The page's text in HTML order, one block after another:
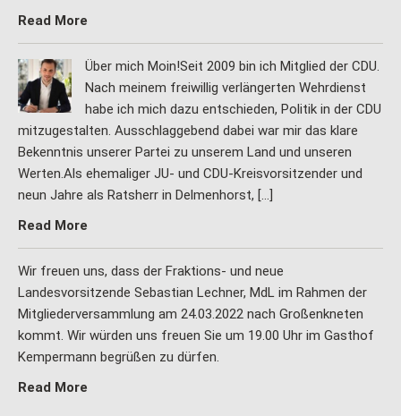
Read More
Über mich Moin!Seit 2009 bin ich Mitglied der CDU.
Nach meinem freiwillig verlängerten Wehrdienst
habe ich mich dazu entschieden, Politik in der CDU
mitzugestalten. Ausschlaggebend dabei war mir das klare
Bekenntnis unserer Partei zu unserem Land und unseren
Werten.Als ehemaliger JU- und CDU-Kreisvorsitzender und
neun Jahre als Ratsherr in Delmenhorst, […]
Read More
Wir freuen uns, dass der Fraktions- und neue
Landesvorsitzende Sebastian Lechner, MdL im Rahmen der
Mitgliederversammlung am 24.03.2022 nach Großenkneten
kommt. Wir würden uns freuen Sie um 19.00 Uhr im Gasthof
Kempermann begrüßen zu dürfen.
Read More